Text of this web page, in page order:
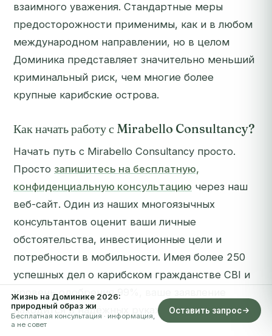
взаимного уважения. Стандартные меры
предосторожности применимы, как и в любом
международном направлении, но в целом
Доминика представляет значительно меньший
криминальный риск, чем многие более
крупные карибские острова.
Как начать работу с Mirabello Consultancy?
Начать путь с Mirabello Consultancy просто.
Просто запишитесь на бесплатную,
конфиденциальную консультацию через наш
веб-сайт. Один из наших многоязычных
консультантов оценит ваши личные
обстоятельства, инвестиционные цели и
потребности в мобильности. Имея более 250
успешных дел о карибском гражданстве CBI и
уровень одобрения 99%, ваше заявление
находится в надёжных руках с первого дня.
Жизнь на Доминике 2026:
природный образ жи
Бесплатная консультация · информация,
а не совет
Оставить запрос